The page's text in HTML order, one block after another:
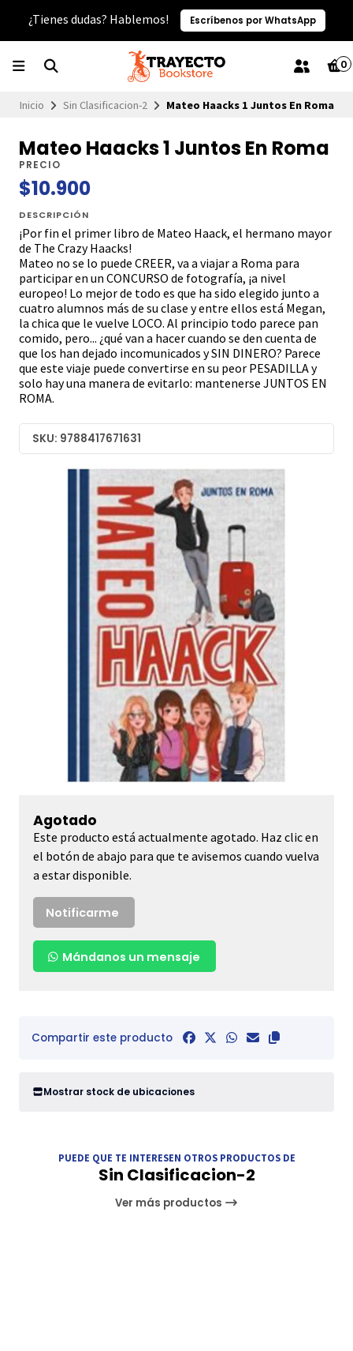
¿Tienes dudas? Hablemos! Escríbenos por WhatsApp
0
Inicio Sin Clasificacion-2 Mateo Haacks 1 Juntos En Roma
Mateo Haacks 1 Juntos En Roma
PRECIO
$10.900
DESCRIPCIÓN
¡Por fin el primer libro de Mateo Haack, el hermano mayor
de The Crazy Haacks!
Mateo no se lo puede CREER, va a viajar a Roma para
participar en un CONCURSO de fotografía, ¡a nivel
europeo! Lo mejor de todo es que ha sido elegido junto a
cuatro alumnos más de su clase y entre ellos está Megan,
la chica que le vuelve LOCO. Al principio todo parece pan
comido, pero... ¿qué van a hacer cuando se den cuenta de
que los han dejado incomunicados y SIN DINERO? Parece
que este viaje puede convertirse en su peor PESADILLA y
solo hay una manera de evitarlo: mantenerse JUNTOS EN
ROMA.
SKU: 9788417671631
Agotado
Este producto está actualmente agotado. Haz clic en
el botón de abajo para que te avisemos cuando vuelva
a estar disponible.
Notificarme
Mándanos un mensaje
Compartir este producto
Mostrar stock de ubicaciones
PUEDE QUE TE INTERESEN OTROS PRODUCTOS DE
Sin Clasificacion-2
Ver más productos